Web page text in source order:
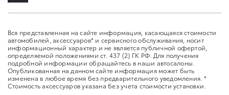
Вся представленная на сайте информация, касающаяся стоимости
автомобилей, аксессуаров* и сервисного обслуживания, носит
информационный характер и не является публичной офертой,
определяемой положениями ст. 437 (2) ГК РФ. Для получения
подробной информации обращайтесь в наши автосалоны.
Опубликованная на данном сайте информация может быть
изменена в любое время без предварительного уведомления. *
Стоимость аксессуаров указана без учета стоимости установки.